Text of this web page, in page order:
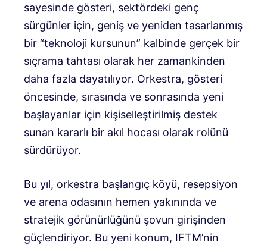
sayesinde gösteri, sektördeki genç
sürgünler için, geniş ve yeniden tasarlanmış
bir “teknoloji kursunun” kalbinde gerçek bir
sıçrama tahtası olarak her zamankinden
daha fazla dayatılıyor. Orkestra, gösteri
öncesinde, sırasında ve sonrasında yeni
başlayanlar için kişiselleştirilmiş destek
sunan kararlı bir akıl hocası olarak rolünü
sürdürüyor.
Bu yıl, orkestra başlangıç ​​köyü, resepsiyon
ve arena odasının hemen yakınında ve
stratejik görünürlüğünü şovun girişinden
güçlendiriyor. Bu yeni konum, IFTM’nin